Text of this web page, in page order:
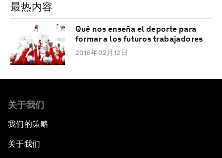
最热内容
Qué nos enseña el deporte para
formar a los futuros trabajadores
2018年02月12日
关于我们
我们的策略
关于我们